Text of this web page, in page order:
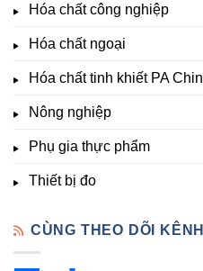
Chất
Hóa chất công nghiệp
Hóa chất ngoại
Hóa chất tinh khiết PA
Nông nghiệp
Phụ gia thực phẩm
Thiết bị đo
CÙNG THEO DÕI